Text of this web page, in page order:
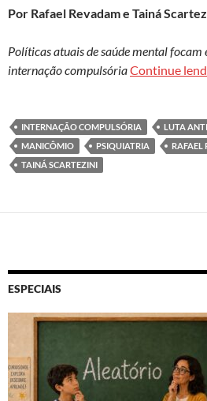
Por Rafael Revadam e Tainá
Políticas atuais de saúde mental focam
internação compulsóriaContinue
INTERNAÇÃO COMPULSÓRIA
LUTA
MANICÔMIO
PSIQUIATRIA
RAFAEL
TAINÁ SCARTEZINI
ESPECIAIS